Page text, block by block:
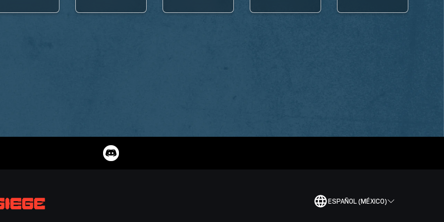
ESPAÑOL (MÉXICO)